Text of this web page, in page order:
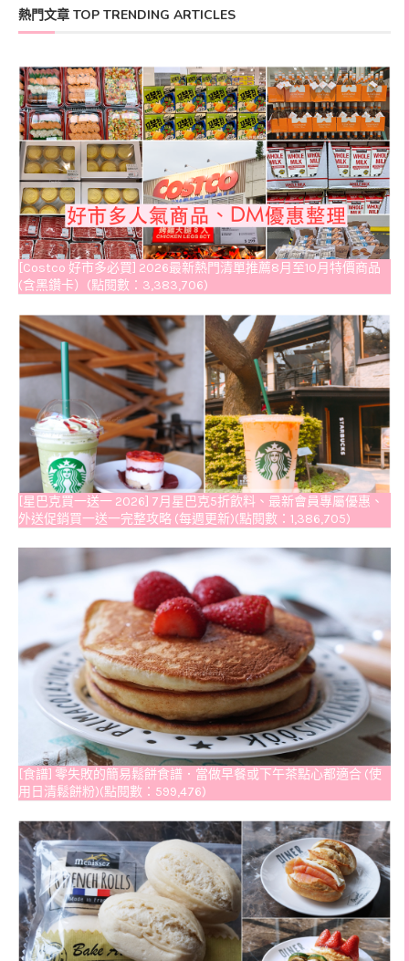
熱門文章 TOP TRENDING ARTICLES
[Costco 好市多必買] 2026最新熱門清單推薦8月至10月特價商品
(含黑鑽卡）(點閱數：3,383,706)
[星巴克買一送一 2026] 7月星巴克5折飲料、最新會員專屬優惠、
外送促銷買一送一完整攻略 (每週更新)(點閱數：1,386,705)
[食譜] 零失敗的簡易鬆餅食譜．當做早餐或下午茶點心都適合 (使
用日清鬆餅粉)(點閱數：599,476)